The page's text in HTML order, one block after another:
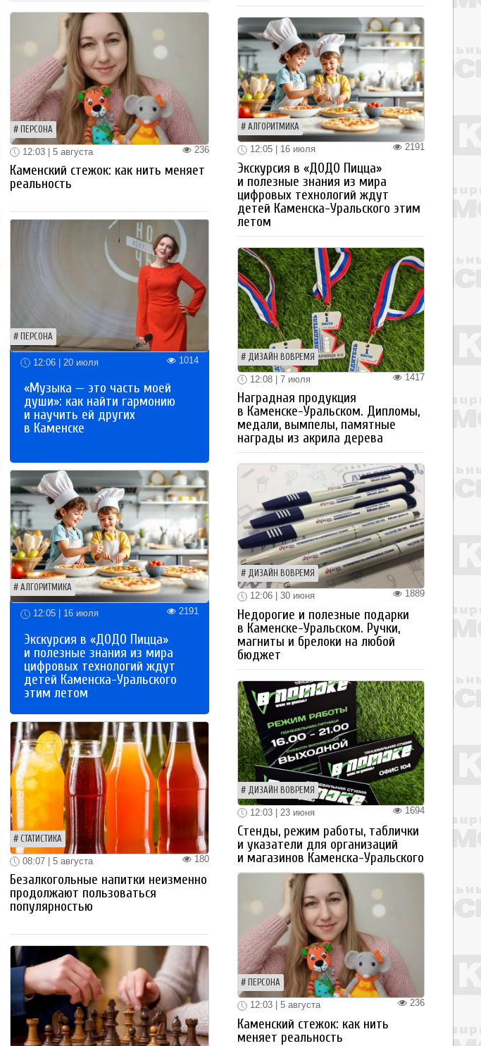
ПЕРСОНА
236
12:03 | 5 августа
Каменский стежок: как нить меняет
реальность
ПЕРСОНА
12:06 | 20 июля 1014
«Музыка — это часть моей
души»: как найти гармонию
и научить ей других
в Каменске
АЛГОРИТМИКА
12:05 | 16 июля 2191
Экскурсия в «ДОДО Пицца»
и полезные знания из мира
цифровых технологий ждут
детей Каменска-Уральского
этим летом
СТАТИСТИКА
180
08:07 | 5 августа
Безалкогольные напитки неизменно
продолжают пользоваться
популярностью
АЛГОРИТМИКА
2191
12:05 | 16 июля
Экскурсия в «ДОДО Пицца»
и полезные знания из мира
цифровых технологий ждут
детей Каменска-Уральского этим
летом
ДИЗАЙН ВОВРЕМЯ
1417
12:08 | 7 июля
Наградная продукция
в Каменске-Уральском. Дипломы,
медали, вымпелы, памятные
награды из акрила дерева
ДИЗАЙН ВОВРЕМЯ
1889
12:06 | 30 июня
Недорогие и полезные подарки
в Каменске-Уральском. Ручки,
магниты и брелоки на любой
бюджет
ДИЗАЙН ВОВРЕМЯ
1694
12:03 | 23 июня
Стенды, режим работы, таблички
и указатели для организаций
и магазинов Каменска-Уральского
ПЕРСОНА
236
12:03 | 5 августа
Каменский стежок: как нить
меняет реальность